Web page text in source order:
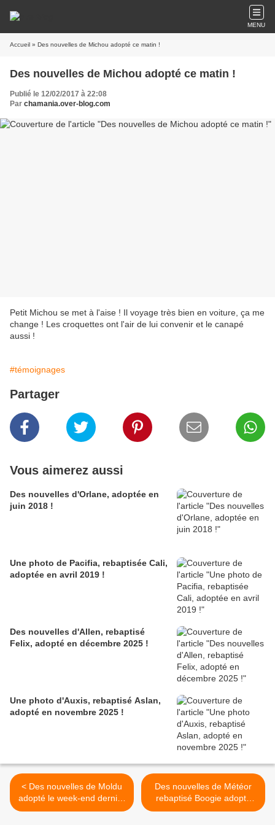
MENU
Accueil » Des nouvelles de Michou adopté ce matin !
Des nouvelles de Michou adopté ce matin !
Publié le 12/02/2017 à 22:08
Par chamania.over-blog.com
Petit Michou se met à l'aise ! Il voyage très bien en voiture, ça me
change ! Les croquettes ont l'air de lui convenir et le canapé
aussi !
#témoignages
Partager
Vous aimerez aussi
Des nouvelles d'Orlane, adoptée en
juin 2018 !
Une photo de Pacifia, rebaptisée Cali,
adoptée en avril 2019 !
Des nouvelles d'Allen, rebaptisé
Felix, adopté en décembre 2025 !
Une photo d'Auxis, rebaptisé Aslan,
adopté en novembre 2025 !
< Des nouvelles de Moldu
adopté le week-end dernier
!
Des nouvelles de Météor
rebaptisé Boogie adopté
hier ! >